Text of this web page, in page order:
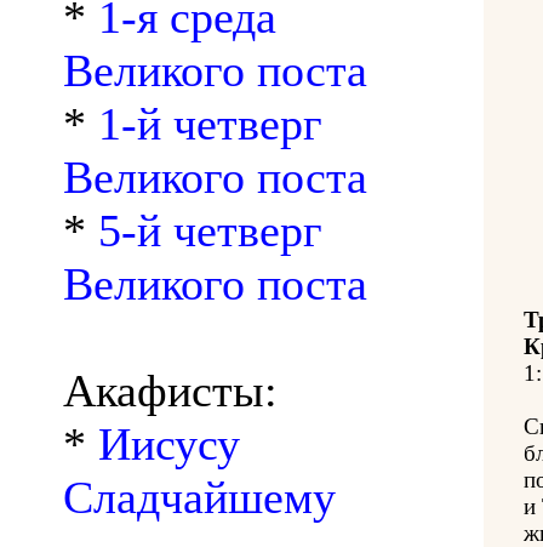
* 1-я среда
Великого поста
* 1-й четверг
Великого поста
* 5-й четверг
Великого поста
Акафисты:
* Иисусу
Сладчайшему
1:
и